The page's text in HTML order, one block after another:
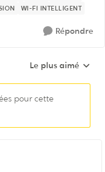
WI-FI INTELLIGENT
Répondre
Réponses triées
Le plus aimé
pour cette